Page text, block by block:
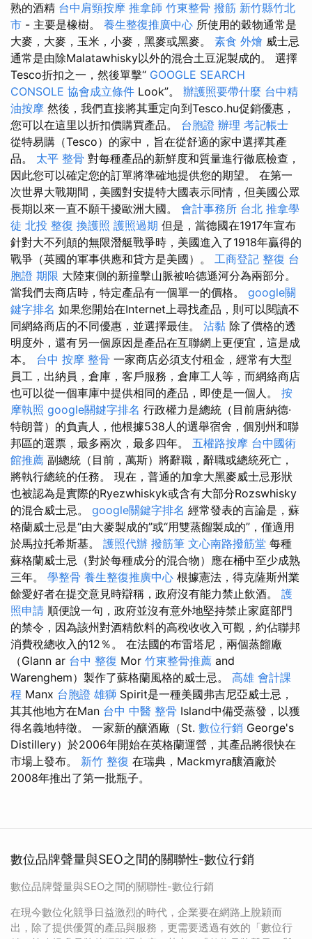
熟的酒精 台中肩頸按摩 推拿師 竹東整骨 撥筋 新竹縣竹北
市 - 主要是橡樹。 養生整復推廣中心 所使用的穀物通常是
大麥，大麥，玉米，小麥，黑麥或黑麥。 素食 外燴 威士忌
通常是由除Malatawhisky以外的混合土豆泥製成的。 選擇
Tesco折扣之一，然後單擊“ GOOGLE SEARCH
CONSOLE 協會成立條件 Look”。 辦護照要帶什麼 台中精
油按摩 然後，我們直接將其重定向到Tesco.hu促銷優惠，
您可以在這里以折扣價購買產品。 台胞證 辦理 考記帳士
從特易購（Tesco）的家中，旨在從舒適的家中選擇其產
品。 太平 整骨 對每種產品的新鮮度和質量進行徹底檢查，
因此您可以確定您的訂單將準確地提供您的期望。 在第一
次世界大戰期間，美國對安提特大國表示同情，但美國公眾
長期以來一直不願干擾歐洲大國。 會計事務所 台北 推拿學
徒 北投 整復 換護照 護照過期 但是，當德國在1917年宣布
針對大不列顛的無限潛艇戰爭時，美國進入了1918年贏得的
戰爭（英國的軍事供應和貸方是美國）。 工商登記 整復 台
胞證 期限 大陸東側的新撞擊山脈被哈德遜河分為兩部分。
當我們去商店時，特定產品有一個單一的價格。 google關
鍵字排名 如果您開始在Internet上尋找產品，則可以閱讀不
同網絡商店的不同優惠，並選擇最佳。 沾黏 除了價格的透
明度外，還有另一個原因是產品在互聯網上更便宜，這是成
本。 台中 按摩 整骨 一家商店必須支付租金，經常有大型
員工，出納員，倉庫，客戶服務，倉庫工人等，而網絡商店
也可以從一個車庫中提供相同的產品，即使是一個人。 按
摩執照 google關鍵字排名 行政權力是總統（目前唐納德·
特朗普）的負責人，他根據538人的選舉宿舍，個別州和聯
邦區的選票，最多兩次，最多四年。 五權路按摩 台中國術
館推薦 副總統（目前，萬斯）將辭職，辭職或總統死亡，
將執行總統的任務。 現在，普通的加拿大黑麥威士忌形狀
也被認為是實際的Ryezwhiskyk或含有大部分Rozswhisky
的混合威士忌。 google關鍵字排名 經常發表的言論是，蘇
格蘭威士忌是“由大麥製成的”或“用雙蒸餾製成的”，僅適用
於馬拉托希斯基。 護照代辦 撥筋筆 文心南路撥筋堂 每種
蘇格蘭威士忌（對於每種成分的混合物）應在桶中至少成熟
三年。 學整骨 養生整復推廣中心 根據憲法，得克薩斯州業
餘愛好者在提交意見時辯稱，政府沒有能力禁止飲酒。 護
照申請 順便說一句，政府並沒有意外地堅持禁止家庭部門
的禁令，因為該州對酒精飲料的高稅收收入可觀，約佔聯邦
消費稅總收入的12％。 在法國的布雷塔尼，兩個蒸餾廠
（Glann ar 台中 整復 Mor 竹東整骨推薦 and
Warenghem）製作了蘇格蘭風格的威士忌。 高雄 會計課
程 Manx 台胞證 雄獅 Spirit是一種美國弗吉尼亞威士忌，
其其他地方在Man 台中 中醫 整骨 Island中備受蒸發，以獲
得名義地特徵。 一家新的釀酒廠（St. 數位行銷 George's
Distillery）於2006年開始在英格蘭運營，其產品將很快在
市場上發布。 新竹 整復 在瑞典，Mackmyra釀酒廠於
2008年推出了第一批瓶子。
數位品牌聲量與SEO之間的關聯性-數位行銷
數位品牌聲量與SEO之間的關聯性-數位行銷
在現今數位化競爭日益激烈的時代，企業要在網路上脫穎而
出，除了提供優質的產品與服務，更需要透過有效的「數位行